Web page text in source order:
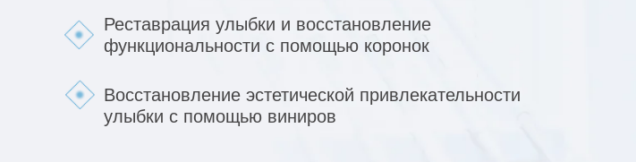
Восстановление эстетической привлекательности
улыбки с помощью виниров
Реставрация улыбки и восстановление
функциональности с помощью коронок